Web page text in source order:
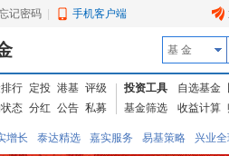
记密码 手机客户端
基 金
行 定投 港基 评级
态 分红 公告 私募
投资工具 自选基金
基金筛选
收益计算
增长 泰达精选 嘉实服务 易基策略 兴业